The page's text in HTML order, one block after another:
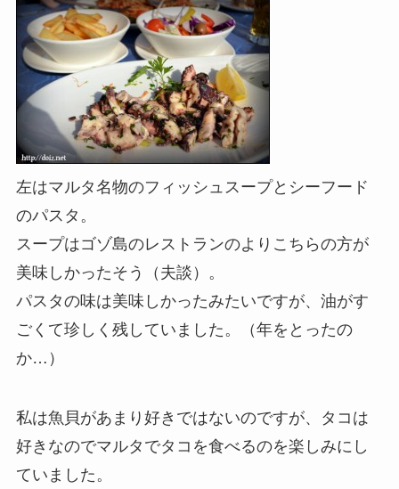
左はマルタ名物のフィッシュスープとシーフード
のパスタ。
スープはゴゾ島のレストランのよりこちらの方が
美味しかったそう（夫談）。
パスタの味は美味しかったみたいですが、油がす
ごくて珍しく残していました。（年をとったの
か…）
私は魚貝があまり好きではないのですが、タコは
好きなのでマルタでタコを食べるのを楽しみにし
ていました。